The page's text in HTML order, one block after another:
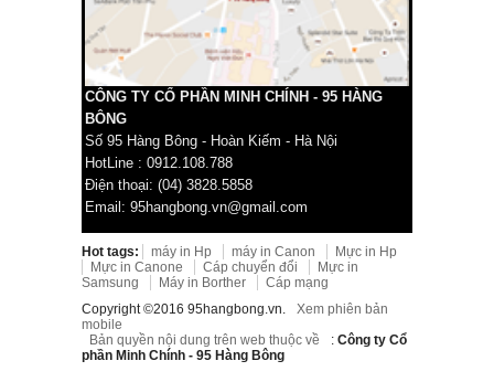
CÔNG TY CỔ PHẦN MINH CHÍNH - 95 HÀNG
BÔNG
Số 95 Hàng Bông - Hoàn Kiếm - Hà Nội
HotLine : 0912.108.788
Điện thoại: (04) 3828.5858
Email: 95hangbong.vn@gmail.com
Hot tags: máy in Hp máy in Canon
Mực in Hp
Mực in Canone
Cáp chuyển đổi
Mực in
Samsung
Máy in Borther
Cáp mạng
Copyright ©2016 95hangbong.vn.
Xem phiên bản
mobile
Bản quyền nội dung trên web thuộc về
: Công ty Cổ
phần Minh Chính - 95 Hàng Bông